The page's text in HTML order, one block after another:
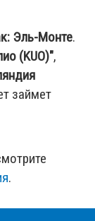
Эль-Монте.
(KUO)",
займет
.